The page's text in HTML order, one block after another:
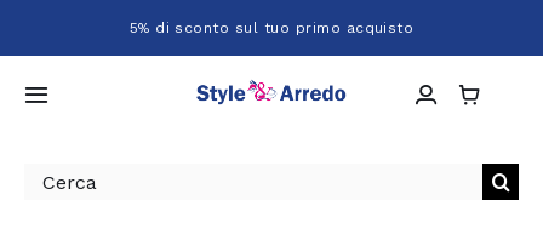
contenuto
5% di sconto sul tuo primo acquisto
Toggle
Cerca